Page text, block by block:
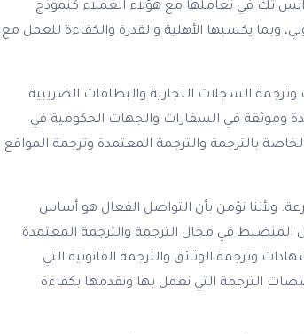
تك في تعاملها مع هؤلاء العملاء كنموذج
وبما يكسبها الأهلية والقدرة والكفاءة للعمل مع
السجلات التجارية والبطاقات الضريبية
وموثقة في السفارات والجهات الحكومية في
بالترجمة والترجمة المعتمدة وترجمة المواقع
ولأننا نؤمن بأن التواصل الفعال هو أساس
المنضبط في مجال الترجمة والترجمة المعتمدة
الوثائق والترجمة القانونية التي
الترجمة التي نعمل بها ونقدمها بكفاءة